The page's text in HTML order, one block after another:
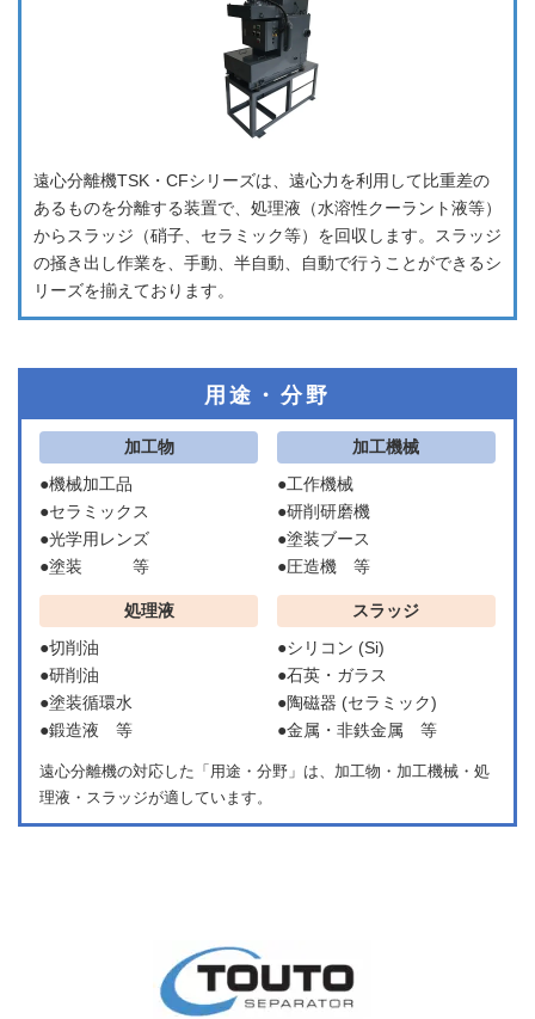
遠心分離機TSK・CFシリーズは、遠心力を利用して比重差の
あるものを分離する装置で、処理液（水溶性クーラント液等）
からスラッジ（硝子、セラミック等）を回収します。スラッジ
の掻き出し作業を、手動、半自動、自動で行うことができるシ
リーズを揃えております。
用途・分野
加工物
●機械加工品
●セラミックス
●光学用レンズ
●塗装 等
加工機械
●工作機械
●研削研磨機
●塗装ブース
●圧造機 等
処理液
●切削油
●研削油
●塗装循環水
●鍛造液 等
スラッジ
●シリコン (Si)
●石英・ガラス
●陶磁器 (セラミック)
●金属・非鉄金属 等
遠心分離機の対応した「用途・分野」は、加工物・加工機械・処
理液・スラッジが適しています。